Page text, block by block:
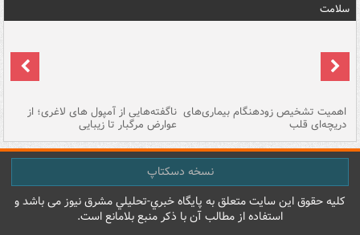
سلامت
اهمیت تشخیص زودهنگام بیماری‌های
دریچه‌ای قلب
ناگفته‌هایی از آمپول های لاغری؛ از
عوارض مرگبار تا زیبایی
نسخه دسکتاپ
کليه حقوق اين سايت متعلق به پایگاه خبري-تحليلي مشرق نيوز می باشد و
استفاده از مطالب آن با ذکر منبع بلامانع است.